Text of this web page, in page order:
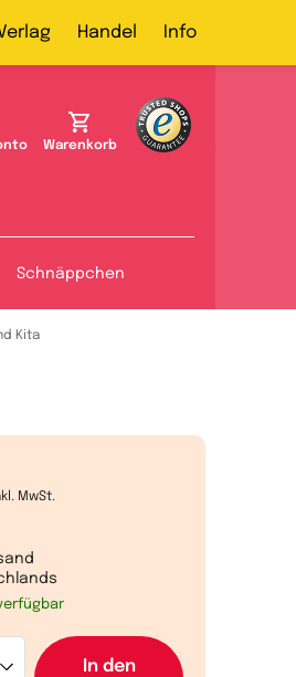
Handel Info
Warenkorb
Schnäppchen
Kita
MwSt.
In den